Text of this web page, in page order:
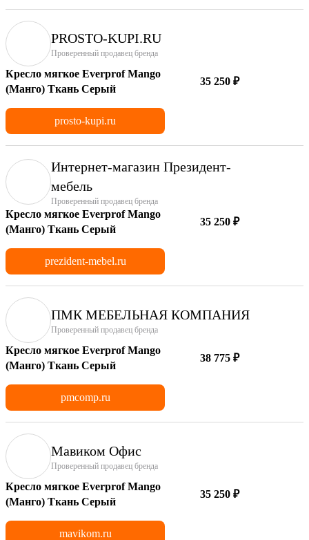
PROSTO-KUPI.RU
Проверенный продавец бренда
Кресло мягкое Everprof Mango
(Манго) Ткань Серый
35 250 ₽
prosto-kupi.ru
Интернет-магазин Президент-
мебель
Проверенный продавец бренда
Кресло мягкое Everprof Mango
(Манго) Ткань Серый
35 250 ₽
prezident-mebel.ru
ПМК МЕБЕЛЬНАЯ КОМПАНИЯ
Проверенный продавец бренда
Кресло мягкое Everprof Mango
(Манго) Ткань Серый
38 775 ₽
pmcomp.ru
Мавиком Офис
Проверенный продавец бренда
Кресло мягкое Everprof Mango
(Манго) Ткань Серый
35 250 ₽
mavikom.ru